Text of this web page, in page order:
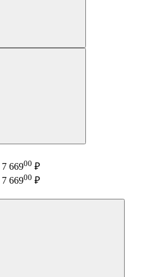
7 66900 ₽
7 66900 ₽